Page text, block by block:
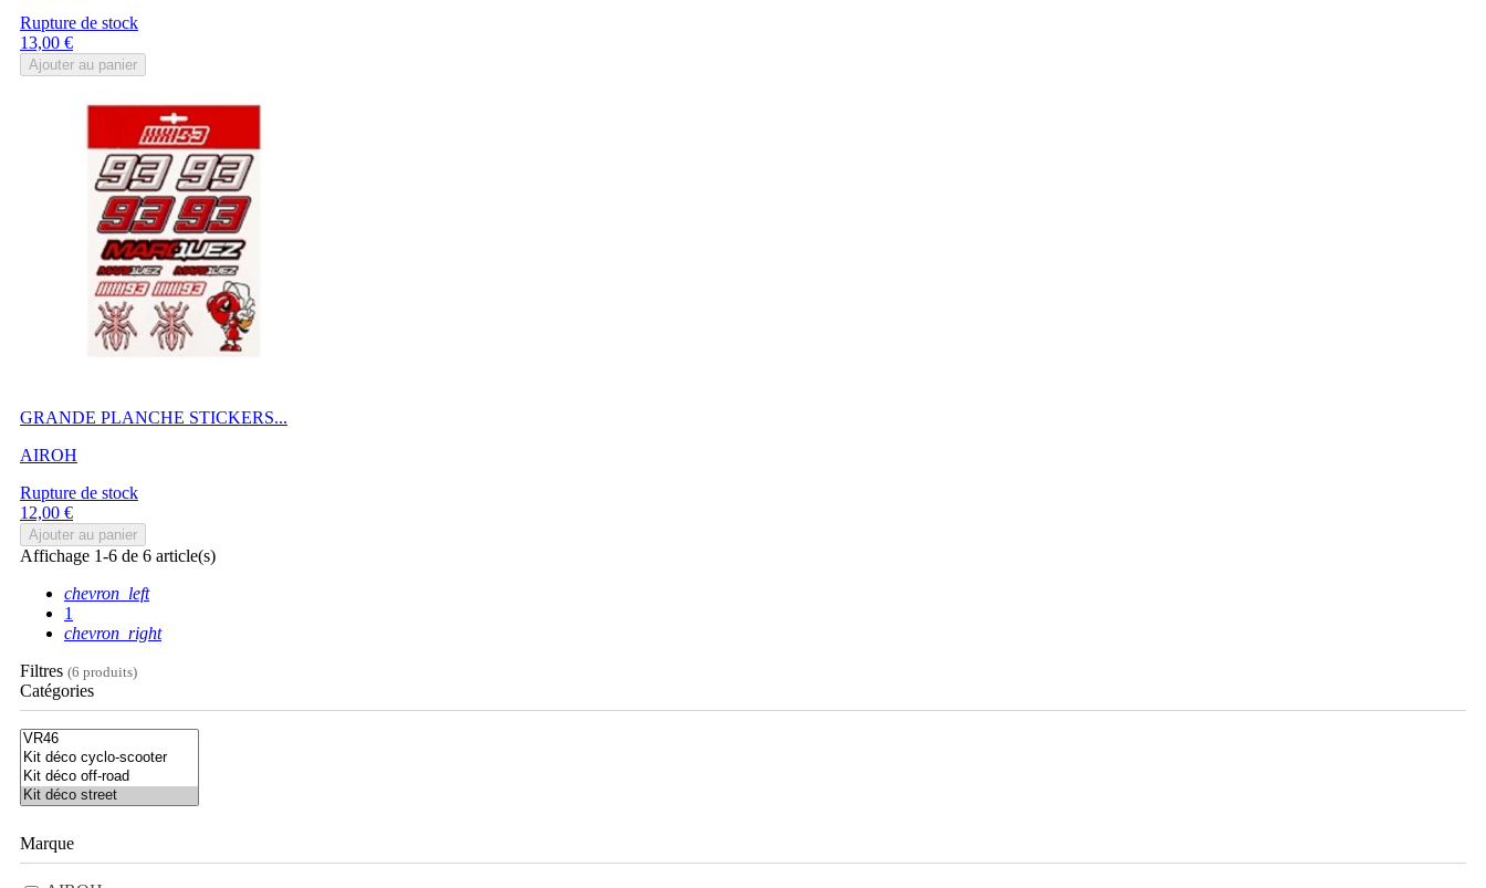
Rupture de stock
Prix
13,00 €
Ajouter au panier
GRANDE PLANCHE STICKERS...
AIROH
Rupture de stock
Prix
12,00 €
Ajouter au panier
Affichage 1-6 de 6 article(s)
chevron_left
1
chevron_right
Filtres (6 produits)
Catégories
Marque